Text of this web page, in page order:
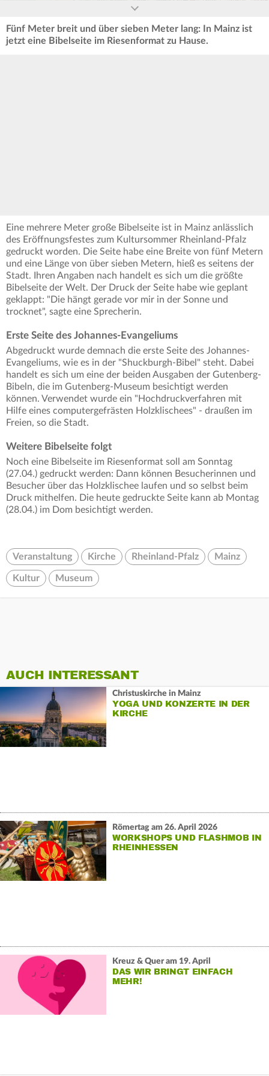
Fünf Meter breit und über sieben Meter lang: In Mainz ist
jetzt eine Bibelseite im Riesenformat zu Hause.
Eine mehrere Meter große Bibelseite ist in Mainz anlässlich
des Eröffnungsfestes zum Kultursommer Rheinland-Pfalz
gedruckt worden. Die Seite habe eine Breite von fünf Metern
und eine Länge von über sieben Metern, hieß es seitens der
Stadt. Ihren Angaben nach handelt es sich um die größte
Bibelseite der Welt. Der Druck der Seite habe wie geplant
geklappt: "Die hängt gerade vor mir in der Sonne und
trocknet", sagte eine Sprecherin.
Erste Seite des Johannes-Evangeliums
Abgedruckt wurde demnach die erste Seite des Johannes-
Evangeliums, wie es in der "Shuckburgh-Bibel" steht. Dabei
handelt es sich um eine der beiden Ausgaben der Gutenberg-
Bibeln, die im Gutenberg-Museum besichtigt werden
können. Verwendet wurde ein "Hochdruckverfahren mit
Hilfe eines computergefrästen Holzklischees" - draußen im
Freien, so die Stadt.
Weitere Bibelseite folgt
Noch eine Bibelseite im Riesenformat soll am Sonntag
(27.04.) gedruckt werden: Dann können Besucherinnen und
Besucher über das Holzklischee laufen und so selbst beim
Druck mithelfen. Die heute gedruckte Seite kann ab Montag
(28.04.) im Dom besichtigt werden.
Veranstaltung Kirche Rheinland-Pfalz Mainz
Kultur Museum
AUCH INTERESSANT
Christuskirche in Mainz
YOGA UND KONZERTE IN DER
KIRCHE
Römertag am 26. April 2026
WORKSHOPS UND FLASHMOB IN
RHEINHESSEN
Kreuz & Quer am 19. April
DAS WIR BRINGT EINFACH
MEHR!